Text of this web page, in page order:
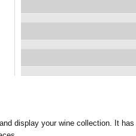
display your wine collection. It has